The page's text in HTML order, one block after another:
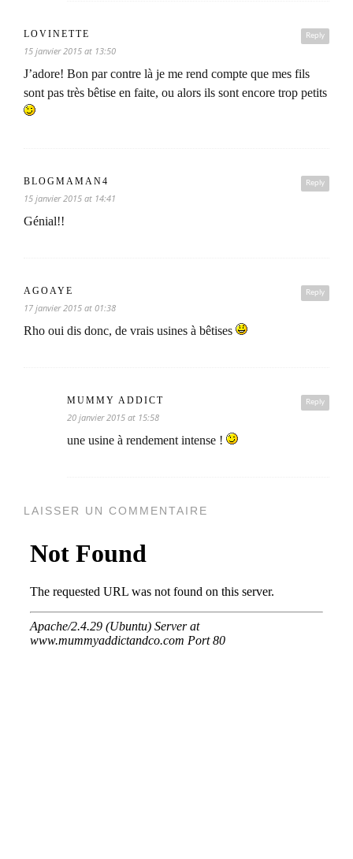
Reply
LOVINETTE
15 janvier 2015 at 13:50
J’adore! Bon par contre là je me rend compte que mes fils
sont pas très bêtise en faite, ou alors ils sont encore trop petits
Reply
BLOGMAMAN4
15 janvier 2015 at 14:41
Génial!!
Reply
AGOAYE
17 janvier 2015 at 01:38
Rho oui dis donc, de vrais usines à bêtises
Reply
MUMMY ADDICT
20 janvier 2015 at 15:58
une usine à rendement intense !
LAISSER UN COMMENTAIRE